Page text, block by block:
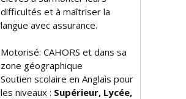
difficultés et à maîtriser la
langue avec assurance.
Motorisé: CAHORS et dans sa
zone géographique
Soutien scolaire en Anglais pour
les niveaux : Supérieur, Lycée,